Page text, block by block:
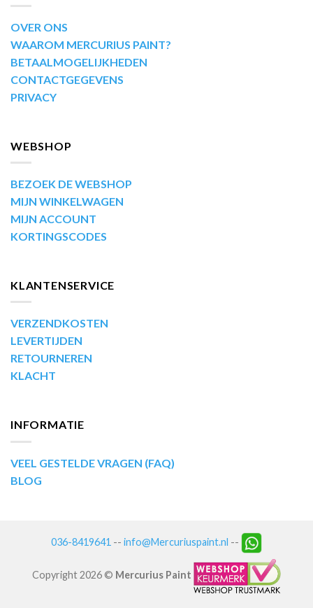
OVER ONS
WAAROM MERCURIUS PAINT?
BETAALMOGELIJKHEDEN
CONTACTGEGEVENS
PRIVACY
WEBSHOP
BEZOEK DE WEBSHOP
MIJN WINKELWAGEN
MIJN ACCOUNT
KORTINGSCODES
KLANTENSERVICE
VERZENDKOSTEN
LEVERTIJDEN
RETOURNEREN
KLACHT
INFORMATIE
VEEL GESTELDE VRAGEN (FAQ)
BLOG
036-8419641 -- info@Mercuriuspaint.nl --
Copyright 2026 © Mercurius Paint